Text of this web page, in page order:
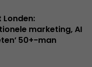
marketing, AI
50+-man